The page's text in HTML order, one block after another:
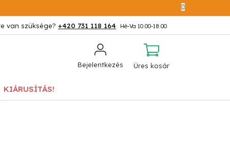
+420 731 118 164
Bejelentkezés KOSÁR
Üres kosár
KIÁRUSÍTÁS!